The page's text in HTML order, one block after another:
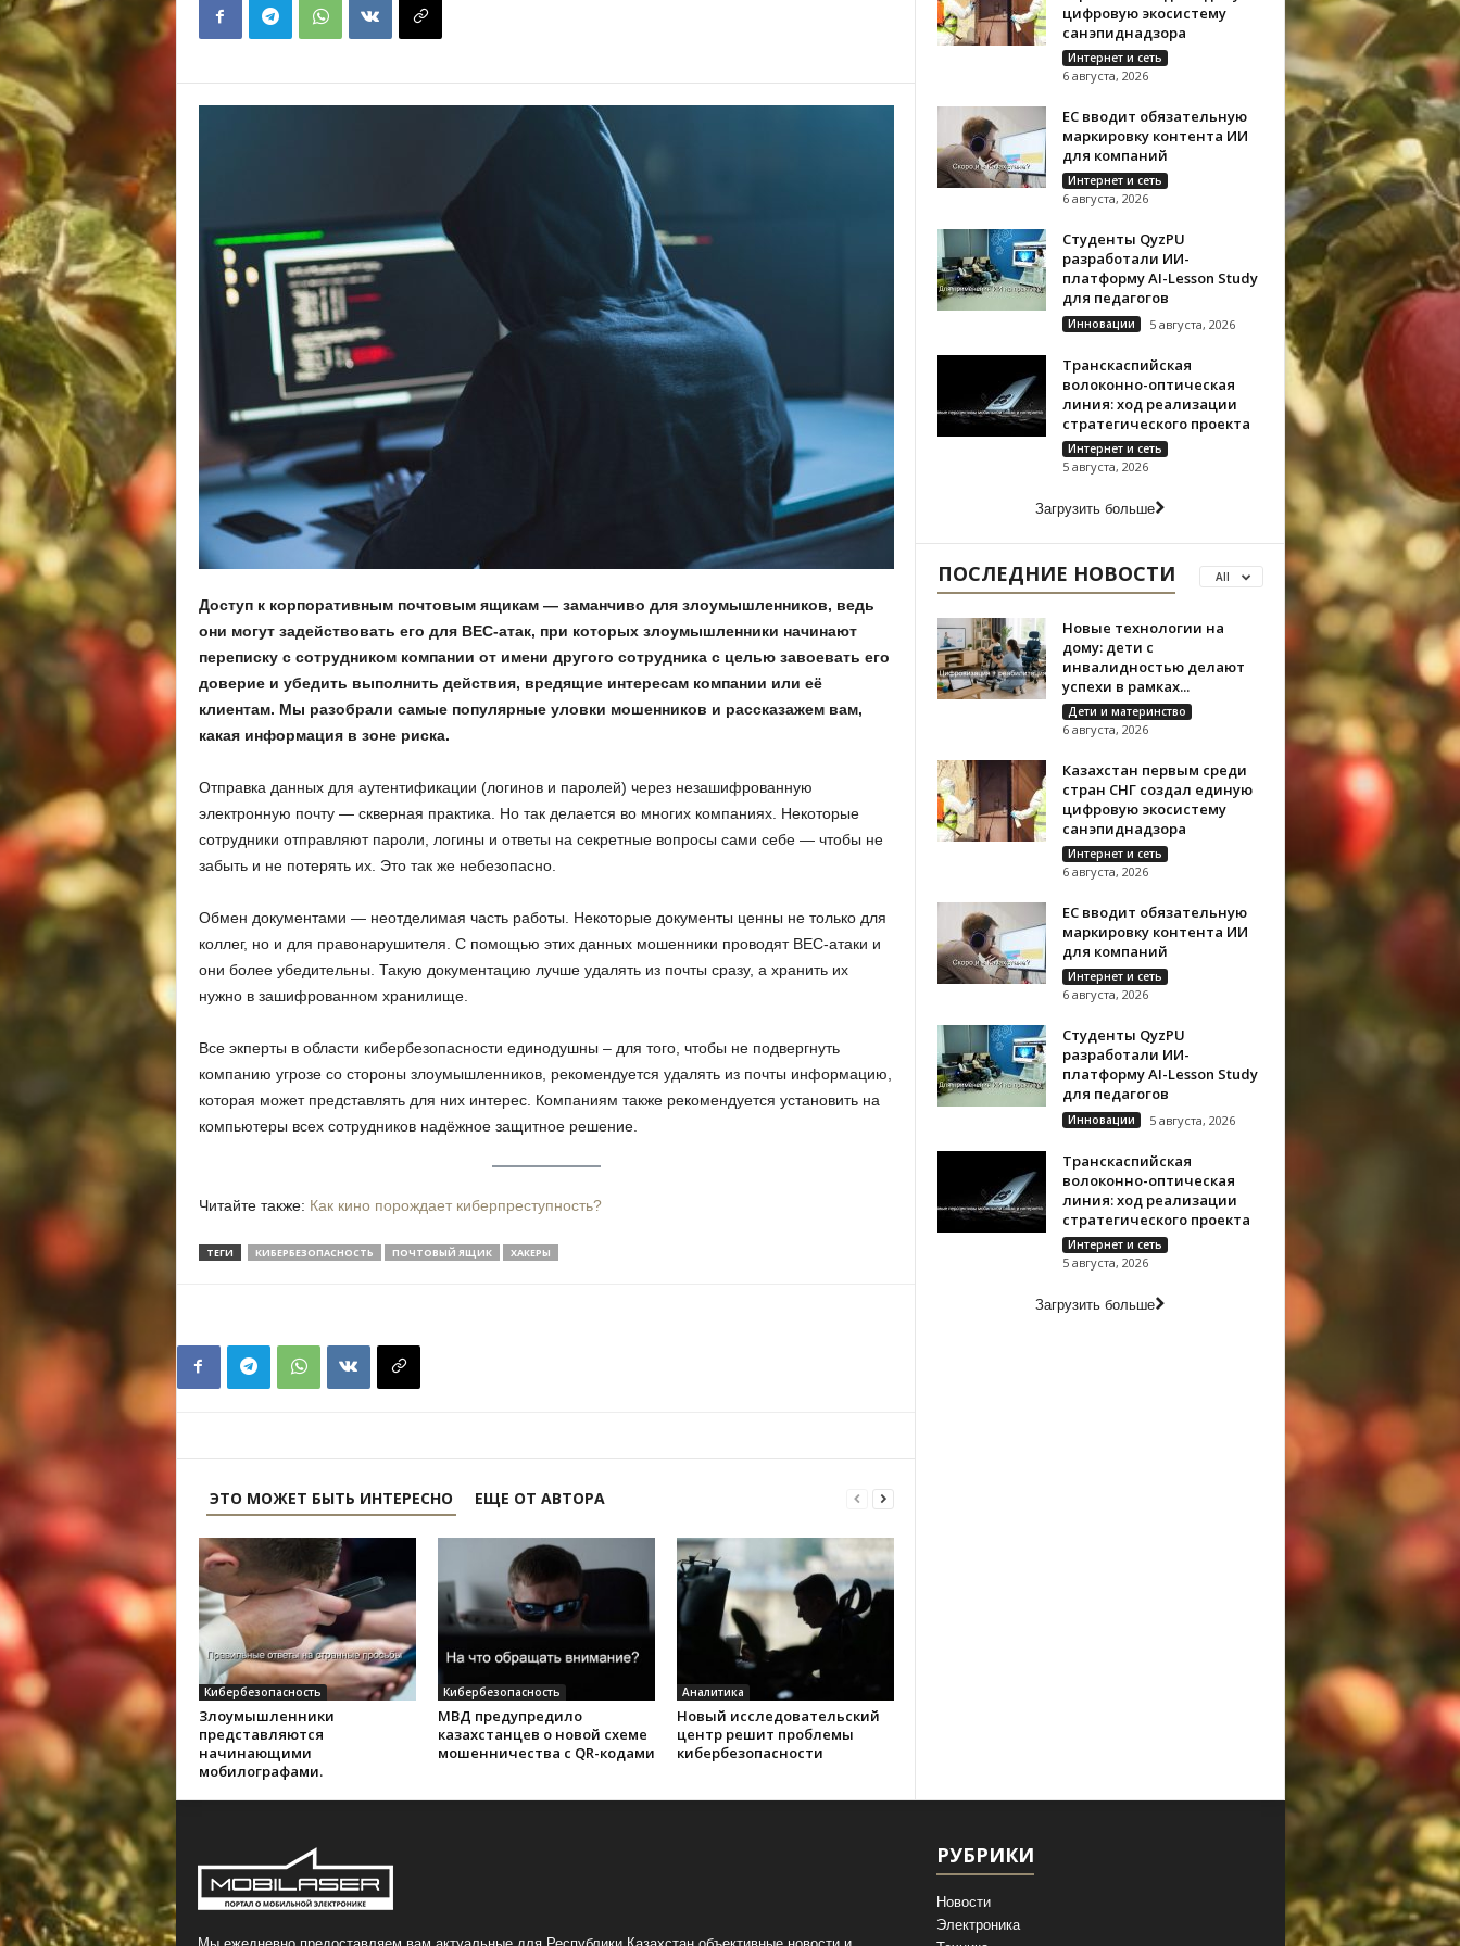
Доступ к корпоративным почтовым ящикам — заманчиво для злоумышленников, ведь
они могут задействовать его для BEC-атак, при которых злоумышленники начинают
переписку с сотрудником компании от имени другого сотрудника с целью завоевать его
доверие и убедить выполнить действия, вредящие интересам компании или её
клиентам. Мы разобрали самые популярные уловки мошенников и рассказажем вам,
какая информация в зоне риска.
Отправка данных для аутентификации (логинов и паролей) через незашифрованную
электронную почту — скверная практика. Но так делается во многих компаниях. Некоторые
сотрудники отправляют пароли, логины и ответы на секретные вопросы сами себе — чтобы не
забыть и не потерять их. Это так же небезопасно.
Обмен документами — неотделимая часть работы. Некоторые документы ценны не только для
коллег, но и для правонарушителя. С помощью этих данных мошенники проводят BEC-атаки и
они более убедительны. Такую документацию лучше удалять из почты сразу, а хранить их
нужно в зашифрованном хранилище.
Все экперты в области кибербезопасности единодушны – для того, чтобы не подвергнуть
компанию угрозе со стороны злоумышленников, рекомендуется удалять из почты информацию,
которая может представлять для них интерес. Компаниям также рекомендуется установить на
компьютеры всех сотрудников надёжное защитное решение.
Читайте также: Как кино порождает киберпреступность?
ТЕГИ КИБЕРБЕЗОПАСНОСТЬ ПОЧТОВЫЙ ЯЩИК ХАКЕРЫ
ЭТО МОЖЕТ БЫТЬ ИНТЕРЕСНО ЕЩЕ ОТ АВТОРА
Кибербезопасность
Злоумышленники
представляются
начинающими
мобилографами.
Кибербезопасность
МВД предупредило
казахстанцев о новой схеме
мошенничества с QR-кодами
Аналитика
Новый исследовательский
центр решит проблемы
кибербезопасности
цифровую экосистему
санэпиднадзора
Интернет и сеть
6 августа, 2026
ЕС вводит обязательную
маркировку контента ИИ
для компаний
Интернет и сеть
6 августа, 2026
Студенты QyzPU
разработали ИИ-
платформу AI-Lesson Study
для педагогов
Инновации 5 августа, 2026
Транскаспийская
волоконно-оптическая
линия: ход реализации
стратегического проекта
Интернет и сеть
5 августа, 2026
Загрузить больше
ПОСЛЕДНИЕ НОВОСТИ All
Новые технологии на
дому: дети с
инвалидностью делают
успехи в рамках...
Дети и материнство
6 августа, 2026
Казахстан первым среди
стран СНГ создал единую
цифровую экосистему
санэпиднадзора
Интернет и сеть
6 августа, 2026
ЕС вводит обязательную
маркировку контента ИИ
для компаний
Интернет и сеть
6 августа, 2026
Студенты QyzPU
разработали ИИ-
платформу AI-Lesson Study
для педагогов
Инновации 5 августа, 2026
Транскаспийская
волоконно-оптическая
линия: ход реализации
стратегического проекта
Интернет и сеть
5 августа, 2026
Загрузить больше
РУБРИКИ
Новости
Электроника